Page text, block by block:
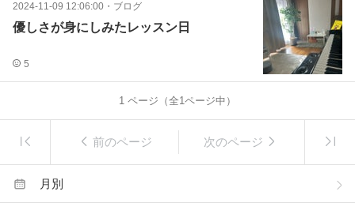
2024-11-09 12:06:00 ・ ブログ
優しさが身にしみたレッスン日
5
1 ページ（全1ページ中）
前のページ 次のページ
月別